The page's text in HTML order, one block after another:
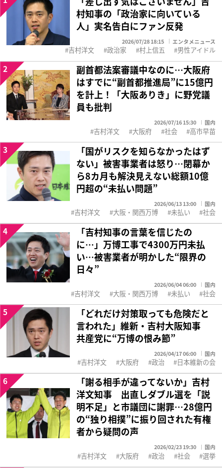
村知事の「政治家に向いている
人」実名告白にファン反発
2026/07/28 18:15 エンタメニュース
吉村洋文 政治家 村上信五 男性アイドル
副首都法案審議中なのに…大阪府
はすでに“副首都推進局”に15億円
を計上！「大阪ありき」に野党議
員も批判
2026/07/16 15:30 国内
2
吉村洋文 大阪府 社会 高市早苗
「国がリスクを知らなかったはず
ない」被害事業者は怒り…閉幕か
ら8カ月も解決見えない総額10億
円超の“未払い問題”
2026/06/13 13:00 国内
3
吉村洋文 大阪・関西万博 未払い 社会
「吉村知事の言葉を信じたの
に…」万博工事で4300万円未払
い…被害業者が明かした“限界の
日々”
2026/06/04 06:00 国内
4
吉村洋文 大阪・関西万博 未払い 社会
「どれだけ対策取っても危険だと
言われた」維新・吉村大阪知事
共産党に“万博の恨み節”
2026/04/17 06:00 国内
5
吉村洋文 大阪府 政治 日本維新の会
「謝る相手が違ってないか」吉村
洋文知事 出直しダブル選を「説
明不足」と市議団に謝罪…28億円
の“独り相撲”に振り回された有権
者から疑問の声
2026/02/23 19:30 国内
6
吉村洋文 大阪府 政治 社会 選挙